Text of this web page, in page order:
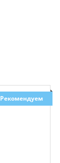
Рекомендуем